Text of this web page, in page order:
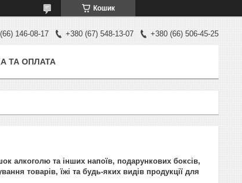
Кошик
146-08-17 +380 (67) 548-13-07 +380 (66) 506-45-25
ТА ОПЛАТА
алкоголю та інших напоїв, подарункових боксів,
товарів, їжі та будь-яких видів продукції для